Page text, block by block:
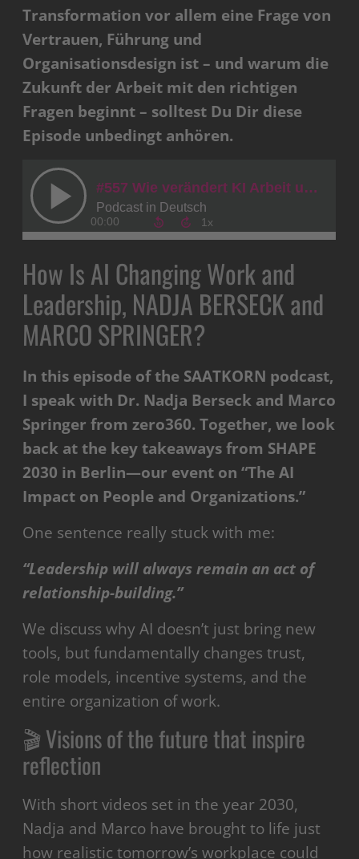
Transformation vor allem eine Frage von
Vertrauen, Führung und
Organisationsdesign ist – und warum die
Zukunft der Arbeit mit den richtigen
Fragen beginnt – solltest Du Dir diese
Episode unbedingt anhören.
How Is AI Changing Work and
Leadership, NADJA BERSECK and
MARCO SPRINGER?
In this episode of the SAATKORN podcast,
I speak with Dr. Nadja Berseck and Marco
Springer from zero360. Together, we look
back at the key takeaways from SHAPE
2030 in Berlin—our event on “The AI
Impact on People and Organizations.”
One sentence really stuck with me:
“Leadership will always remain an act of
relationship-building.”
We discuss why AI doesn’t just bring new
tools, but fundamentally changes trust,
role models, incentive systems, and the
entire organization of work.
🎬 Visions of the future that inspire
reflection
With short videos set in the year 2030,
Nadja and Marco have brought to life just
how realistic tomorrow’s workplace could